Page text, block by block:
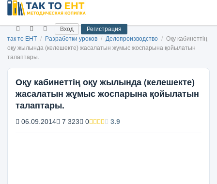
Вход
Регистрация
так то ЕНТ / Разработки уроков / Делопроизводство / Оқу кабинеттің
оқу жылында (келешекте) жасалатын жұмыс жоспарына қойылатын
талаптары.
Оқу кабинеттің оқу жылында (келешекте)
жасалатын жұмыс жоспарына қойылатын
талаптары.
06.09.2014 7 323 0 3.9